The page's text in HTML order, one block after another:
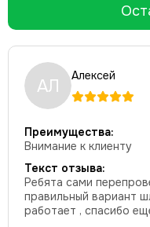
АЛ Алексей
Преимущества:
Внимание к клиенту
Текст отзыва:
Ребята сами
правильный вариант
работает , спасибо